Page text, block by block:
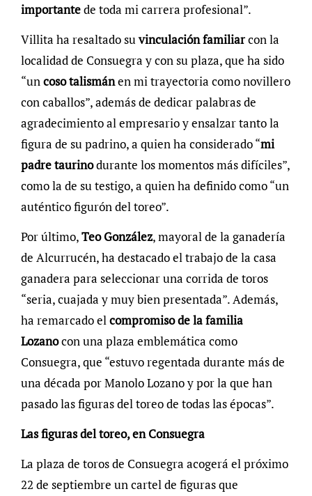
importantede toda mi carrera profesional”.
Villita ha resaltado suvinculación familiarcon la
localidad de Consuegra y con su plaza, que ha sido
“uncoso talismánen mi trayectoria como novillero
con caballos”, además de dedicar palabras de
agradecimiento al empresario y ensalzar tanto la
figura de su padrino, a quien ha considerado “mi
padre taurinodurante los momentos más difíciles”,
como la de su testigo, a quien ha definido como “un
auténtico figurón del toreo”.
Por último,Teo González, mayoral de la ganadería
de Alcurrucén, ha destacado el trabajo de la casa
ganadera para seleccionar una corrida de toros
“seria, cuajada y muy bien presentada”. Además,
ha remarcado elcompromiso de la familia
Lozanocon una plaza emblemática como
Consuegra, que “estuvo regentada durante más de
una década por Manolo Lozano y por la que han
pasado las figuras del toreo de todas las épocas”.
Las figuras del toreo, en Consuegra
La plaza de toros de Consuegra acogerá el próximo
22 de septiembre un cartel de figuras que